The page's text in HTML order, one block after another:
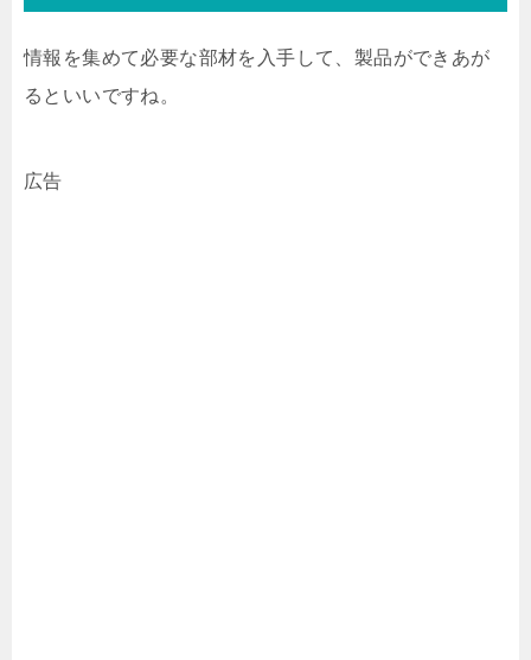
情報を集めて必要な部材を入手して、製品ができあが
るといいですね。
広告